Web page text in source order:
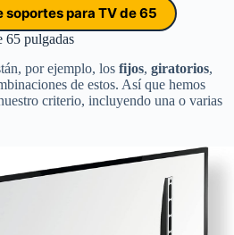
soportes para TV de 65
65 pulgadas
por ejemplo, los fijos, giratorios,
de estos. Así que hemos
criterio, incluyendo una o varias